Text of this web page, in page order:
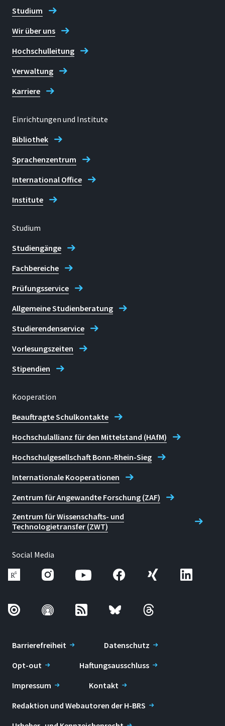
Studium
Wir über uns
Hochschulleitung
Verwaltung
Karriere
Einrichtungen und Institute
Bibliothek
Sprachenzentrum
International Office
Institute
Studium
Studiengänge
Fachbereiche
Prüfungsservice
Allgemeine Studienberatung
Studierendenservice
Vorlesungszeiten
Stipendien
Kooperation
Beauftragte Schulkontakte
Hochschulallianz für den Mittelstand (HAfM)
Hochschulgesellschaft Bonn-Rhein-Sieg
Internationale Kooperationen
Zentrum für Angewandte Forschung (ZAF)
Zentrum für Wissenschafts- und
Technologietransfer (ZWT)
Social Media
Barrierefreiheit
Datenschutz
Opt-out
Haftungsausschluss
Impressum
Kontakt
Redaktion und Webautoren der H-BRS